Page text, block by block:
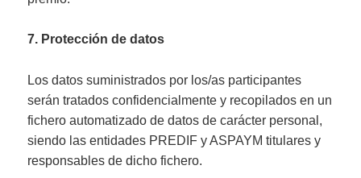
7. Protección de datos
Los datos suministrados por los/as participantes
serán tratados confidencialmente y recopilados en un
fichero automatizado de datos de carácter personal,
siendo las entidades PREDIF y ASPAYM titulares y
responsables de dicho fichero.